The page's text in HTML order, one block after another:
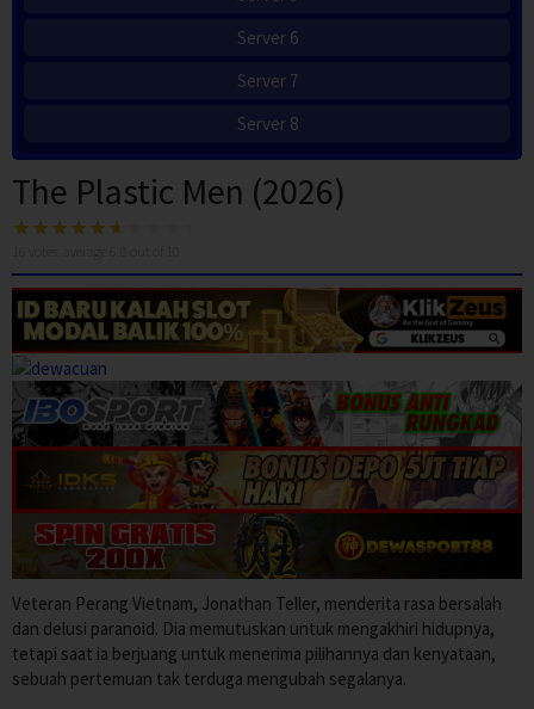
Server 6
Server 7
Server 8
The Plastic Men (2026)
Veteran Perang Vietnam, Jonathan Teller, menderita rasa bersalah
dan delusi paranoid. Dia memutuskan untuk mengakhiri hidupnya,
tetapi saat ia berjuang untuk menerima pilihannya dan kenyataan,
sebuah pertemuan tak terduga mengubah segalanya.